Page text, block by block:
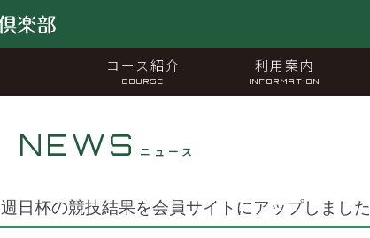
コース紹介
COURSE
利用案内
INFORMATION
NEWS ニュース
週日杯の競技結果を会員サイトにアップしました